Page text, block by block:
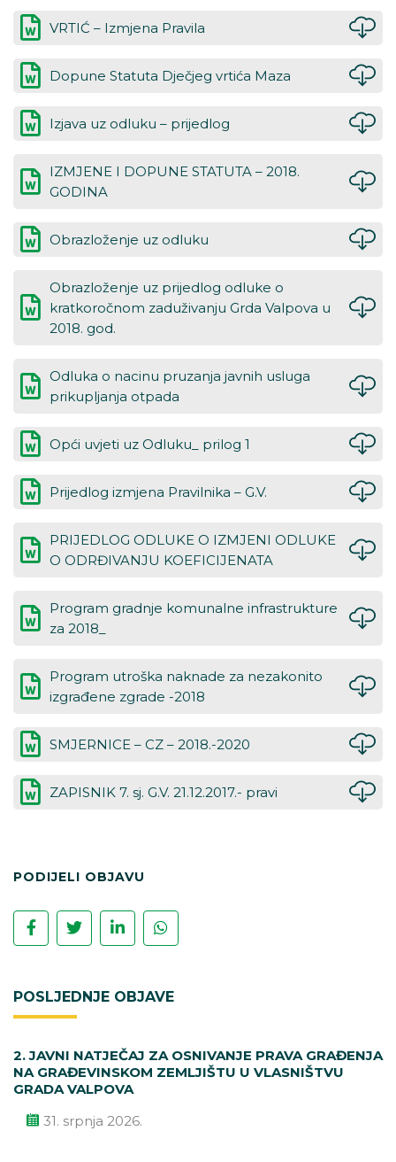
VRTIĆ – Izmjena Pravila
Dopune Statuta Dječjeg vrtića Maza
Izjava uz odluku – prijedlog
IZMJENE I DOPUNE STATUTA – 2018.
GODINA
Obrazloženje uz odluku
Obrazloženje uz prijedlog odluke o
kratkoročnom zaduživanju Grda Valpova u
2018. god.
Odluka o nacinu pruzanja javnih usluga
prikupljanja otpada
Opći uvjeti uz Odluku_ prilog 1
Prijedlog izmjena Pravilnika – G.V.
PRIJEDLOG ODLUKE O IZMJENI ODLUKE
O ODRĐIVANJU KOEFICIJENATA
Program gradnje komunalne infrastrukture
za 2018_
Program utroška naknade za nezakonito
izgrađene zgrade -2018
SMJERNICE – CZ – 2018.-2020
ZAPISNIK 7. sj. G.V. 21.12.2017.- pravi
PODIJELI OBJAVU
POSLJEDNJE OBJAVE
2. JAVNI NATJEČAJ ZA OSNIVANJE PRAVA GRAĐENJA
NA GRAĐEVINSKOM ZEMLJIŠTU U VLASNIŠTVU
GRADA VALPOVA
31. srpnja 2026.